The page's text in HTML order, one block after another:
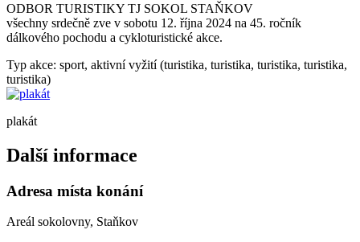
ODBOR TURISTIKY TJ SOKOL STAŇKOV
všechny srdečně zve v sobotu 12. října 2024 na 45. ročník
dálkového pochodu a cykloturistické akce.
Typ akce: sport, aktivní vyžití (turistika, turistika, turistika, turistika,
turistika)
plakát
Další informace
Adresa místa konání
Areál sokolovny, Staňkov